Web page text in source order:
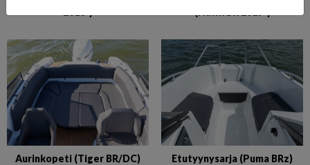
Aurinkopeti (Tiger BR/DC) Etutyynysarja (Puma BRz)